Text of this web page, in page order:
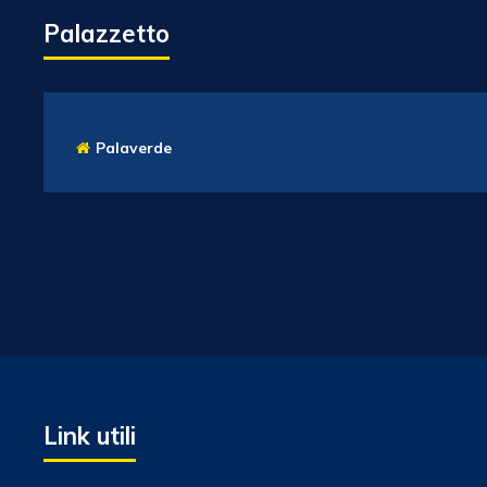
Palazzetto
Palaverde
Link utili